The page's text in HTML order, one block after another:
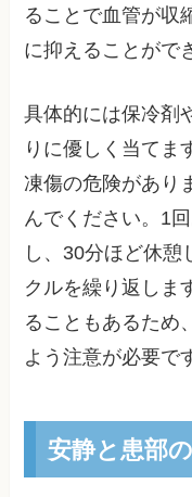
ることで血管が収
に抑えることがで
具体的には保冷剤
りに優しく当てま
凍傷の危険があり
んでください。1
し、30分ほど休憩
クルを繰り返しま
ることもあるため
よう注意が必要で
安静と患部